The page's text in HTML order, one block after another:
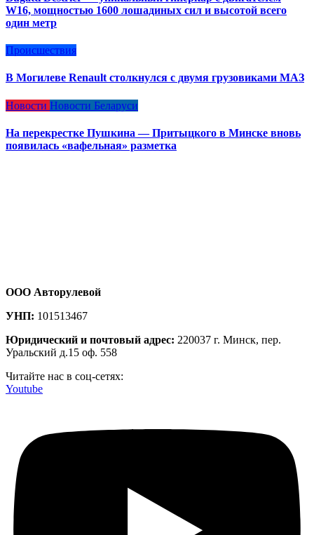
W16, мощностью 1600 лошадиных сил и высотой всего
один метр
Происшествия
В Могилеве Renault столкнулся с двумя грузовиками МАЗ
Новости Новости Беларуси
На перекрестке Пушкина — Притыцкого в Минске вновь
появилась «вафельная» разметка
ООО Авторулевой
УНП: 101513467
Юридический и почтовый адрес: 220037 г. Минск, пер.
Уральский д.15 оф. 558
Читайте нас в соц-сетях:
Youtube